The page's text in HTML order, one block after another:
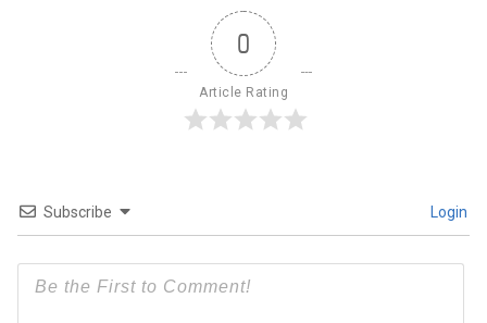
0
Article Rating
Subscribe Login